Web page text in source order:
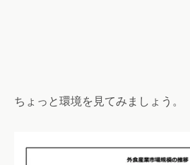
ちょっと環境を見てみましょう。